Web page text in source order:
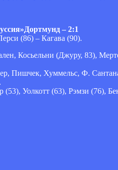
– 2:1
(86) – Кагава (90).
Косьельни (Джуру, 83),
Пишчек, Хуммельс, Ф.
(53), Уолкотт (63), Рэмзи (76),